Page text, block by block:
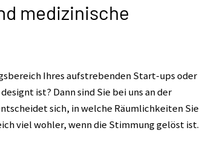
medizinische
Ihres aufstrebenden Start-ups oder
designt ist? Dann sind Sie bei uns an der
sich, in welche Räumlichkeiten Sie
viel wohler, wenn die Stimmung gelöst ist.